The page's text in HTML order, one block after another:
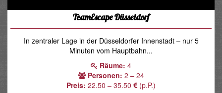
TeamEscape Düsseldorf
In zentraler Lage in der Düsseldorfer Innenstadt – nur 5
Minuten vom Hauptbahn...
Räume: 4
Personen: 2 – 24
Preis: 22.50 – 35.50 (p.P.)